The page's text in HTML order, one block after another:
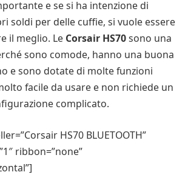
e se si ha intenzione di
soldi per delle cuffie, si vuole essere
il meglio. Le Corsair HS70sono una
sono comode, hanno una buona
e sono dotate di molte funzioni
facile da usare e non richiede un
complicato.
HS70 BLUETOOTH”
ribbon=”none”